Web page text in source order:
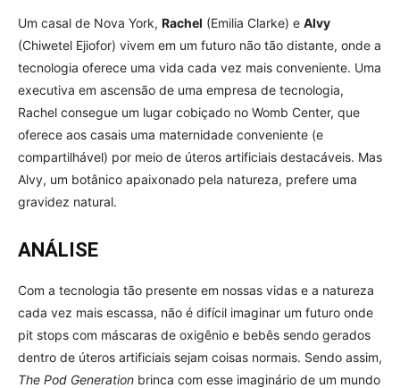
Um casal de Nova York, Rachel (Emilia Clarke) e Alvy
(Chiwetel Ejiofor) vivem em um futuro não tão distante, onde a
tecnologia oferece uma vida cada vez mais conveniente. Uma
executiva em ascensão de uma empresa de tecnologia,
Rachel consegue um lugar cobiçado no Womb Center, que
oferece aos casais uma maternidade conveniente (e
compartilhável) por meio de úteros artificiais destacáveis. Mas
Alvy, um botânico apaixonado pela natureza, prefere uma
gravidez natural.
ANÁLISE
Com a tecnologia tão presente em nossas vidas e a natureza
cada vez mais escassa, não é difícil imaginar um futuro onde
pit stops com máscaras de oxigênio e bebês sendo gerados
dentro de úteros artificiais sejam coisas normais. Sendo assim,
The Pod Generation brinca com esse imaginário de um mundo